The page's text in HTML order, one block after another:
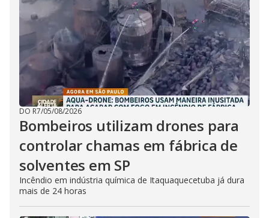
DO R7/05/08/2026
Bombeiros utilizam drones para
controlar chamas em fábrica de
solventes em SP
Incêndio em indústria química de Itaquaquecetuba já dura
mais de 24 horas